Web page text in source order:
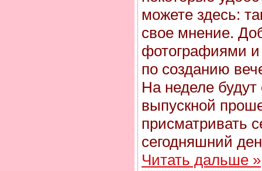
можете здесь:
свое мнение.
фотографиями
по созданию
На неделе
выпускной
присматривать
сегодняшний
Читать дальше »